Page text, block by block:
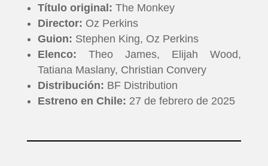
Título original: The Monkey
Director: Oz Perkins
Guion: Stephen King, Oz Perkins
Elenco: Theo James, Elijah Wood,
Tatiana Maslany, Christian Convery
Distribución: BF Distribution
Estreno en Chile: 27 de febrero de 2025